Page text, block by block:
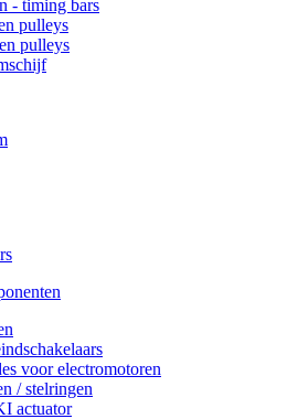
- timing bars
pulleys
pulleys
voor electromotoren
/ stelringen
actuator